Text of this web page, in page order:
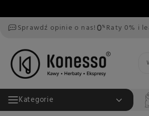
Sprawdź opinie o nas!
Raty 0% i
Kategorie